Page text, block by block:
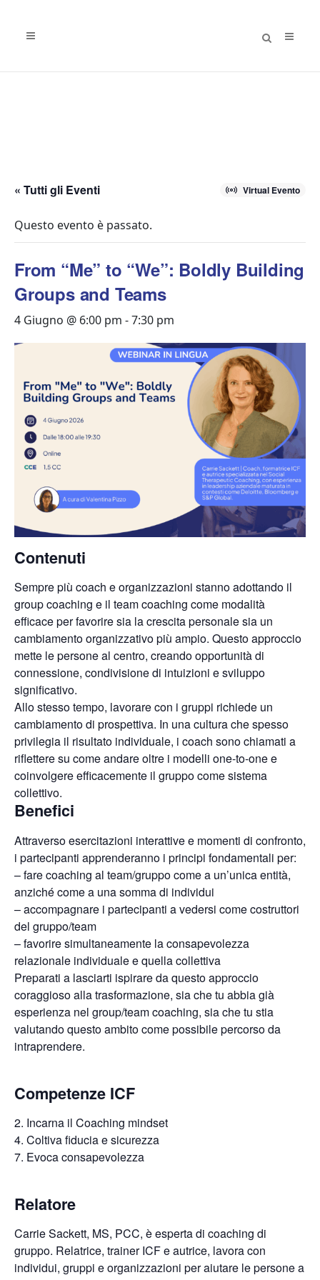
« Tutti gli Eventi Virtual Evento
Questo evento è passato.
From “Me” to “We”: Boldly Building
Groups and Teams
4 Giugno @ 6:00 pm -7:30 pm
Contenuti
Sempre più coach e organizzazioni stanno adottando il
group coaching e il team coaching come modalità
efficace per favorire sia la crescita personale sia un
cambiamento organizzativo più ampio. Questo approccio
mette le persone al centro, creando opportunità di
connessione, condivisione di intuizioni e sviluppo
significativo.
Allo stesso tempo, lavorare con i gruppi richiede un
cambiamento di prospettiva. In una cultura che spesso
privilegia il risultato individuale, i coach sono chiamati a
riflettere su come andare oltre i modelli one-to-one e
coinvolgere efficacemente il gruppo come sistema
collettivo.
Benefici
Attraverso esercitazioni interattive e momenti di confronto,
i partecipanti apprenderanno i principi fondamentali per:
– fare coaching al team/gruppo come a un’unica entità,
anziché come a una somma di individui
– accompagnare i partecipanti a vedersi come costruttori
del gruppo/team
– favorire simultaneamente la consapevolezza
relazionale individuale e quella collettiva
Preparati a lasciarti ispirare da questo approccio
coraggioso alla trasformazione, sia che tu abbia già
esperienza nel group/team coaching, sia che tu stia
valutando questo ambito come possibile percorso da
intraprendere.
Competenze ICF
2. Incarna il Coaching mindset
4. Coltiva fiducia e sicurezza
7. Evoca consapevolezza
Relatore
Carrie Sackett, MS, PCC, è esperta di coaching di
gruppo. Relatrice, trainer ICF e autrice, lavora con
individui, gruppi e organizzazioni per aiutare le persone a